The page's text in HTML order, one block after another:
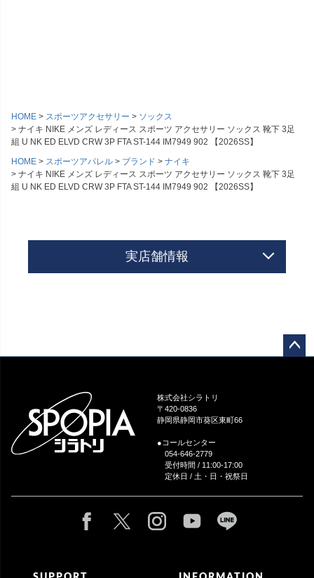
HOME スポーツアクセサリー
ソックス
ナイキ NIKE メンズ レディース スポーツ アクセサリー ソックス 靴下 3足
組 U NK ED ELVD CRW 3P FTA ST-144 IM7949 902 【2026SS】
HOME
スポーツアパレル ブランド
ナイキ
ナイキ NIKE メンズ レディース スポーツ アクセサリー ソックス 靴下 3足
組 U NK ED ELVD CRW 3P FTA ST-144 IM7949 902 【2026SS】
実店舗情報
株式会社シラトリ
〒420-0836
静岡県静岡市葵区東町66
●コールセンター
054-646-2779
受付時間 / 11:00-17:00
定休日 / 土・日・祝祭日